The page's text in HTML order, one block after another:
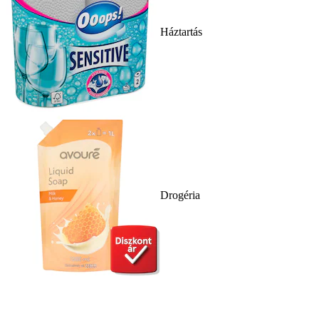
Háztartás
Drogéria